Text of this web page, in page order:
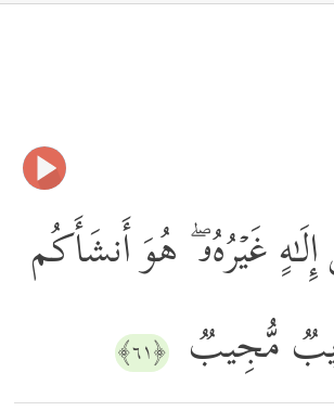
غَیۡرُهُۥ ۖ هُوَ أَنشَأَكُم
مُّجِیبࣱ ﴿٦١﴾